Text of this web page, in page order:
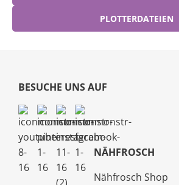
PLOTTERDATEIEN
BESUCHE UNS AUF
NÄHFROSCH
Nähfrosch Shop